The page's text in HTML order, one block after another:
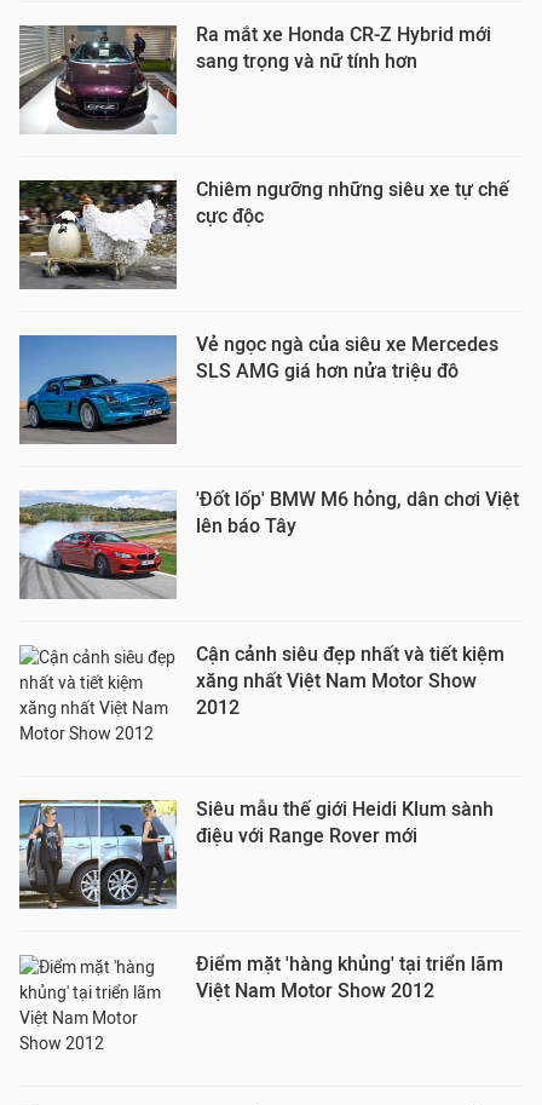
Ra mắt xe Honda CR-Z Hybrid mới
sang trọng và nữ tính hơn
Chiêm ngưỡng những siêu xe tự chế
cực độc
Vẻ ngọc ngà của siêu xe Mercedes
SLS AMG giá hơn nửa triệu đô
'Đốt lốp' BMW M6 hỏng, dân chơi Việt
lên báo Tây
Cận cảnh siêu đẹp nhất và tiết kiệm
xăng nhất Việt Nam Motor Show
2012
Siêu mẫu thế giới Heidi Klum sành
điệu với Range Rover mới
Điểm mặt 'hàng khủng' tại triển lãm
Việt Nam Motor Show 2012